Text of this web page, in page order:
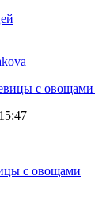
с овощами